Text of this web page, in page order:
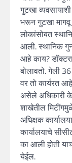
गुटखा
भरून गुटखा
लोकांसोबत
आली. स्थानिक
आहे काय?
बोलावतो. गेली
वर तो कार्यरत आहे
असेले अधिकारी
शाखेतील
अधिक्षक
कार्यालयाचे
का आली होती
येईल.